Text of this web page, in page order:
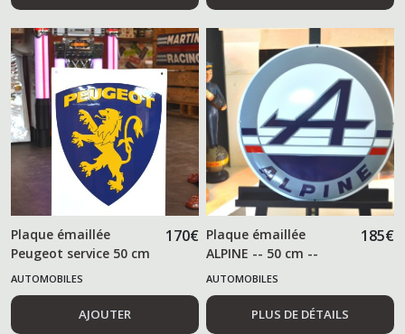
Plaque émaillée
Peugeot service 50 cm
170€
AUTOMOBILES
AJOUTER
Plaque émaillée
ALPINE -- 50 cm --
185€
AUTOMOBILES
PLUS DE DÉTAILS